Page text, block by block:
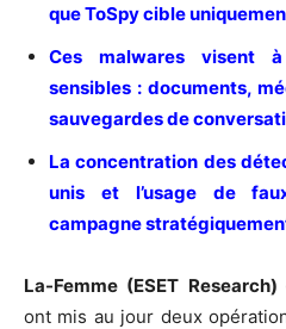
que ToSpy cible
Ces malwares visent
sensibles : documents,
sauvegardes de
La concentration des
unis et l’usage de
campagne
La-Femme (ESET Research)
ont mis au jour deux